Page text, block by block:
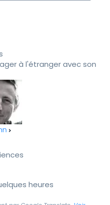
à l'étranger avec son
heures